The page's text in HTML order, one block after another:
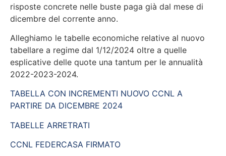
risposte concrete nelle buste paga già dal mese di
dicembre del corrente anno.
Alleghiamo le tabelle economiche relative al nuovo
tabellare a regime dal 1/12/2024 oltre a quelle
esplicative delle quote una tantum per le annualità
2022-2023-2024.
TABELLA CON INCREMENTI NUOVO CCNL A
PARTIRE DA DICEMBRE 2024
TABELLE ARRETRATI
CCNL FEDERCASA FIRMATO